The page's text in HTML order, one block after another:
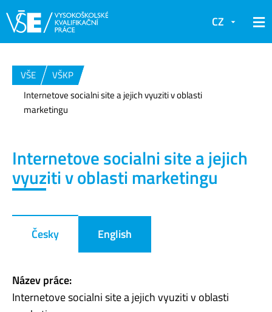
CZ
VŠE
VŠKP
Internetove socialni site a jejich vyuziti v oblasti
marketingu
Internetove socialni site a jejich
vyuziti v oblasti marketingu
Česky English
Název práce:
Internetove socialni site a jejich vyuziti v oblasti